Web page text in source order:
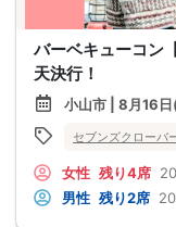
バーベキューコン
天決行！
小山市 | 8月16
セブンズクローバ
女性 残り4席
男性 残り2席